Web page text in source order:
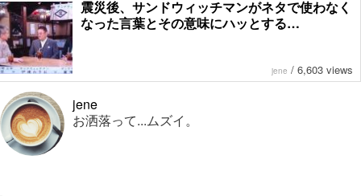
震災後、サンドウィッチマンがネタで使わなく
なった言葉とその意味にハッとする…
jene / 6,603 views
jene
お洒落って...ムズイ。